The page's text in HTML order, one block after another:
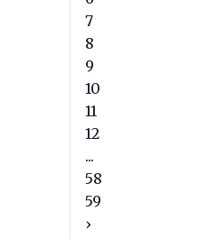
7
8
9
10
11
12
...
58
59
›